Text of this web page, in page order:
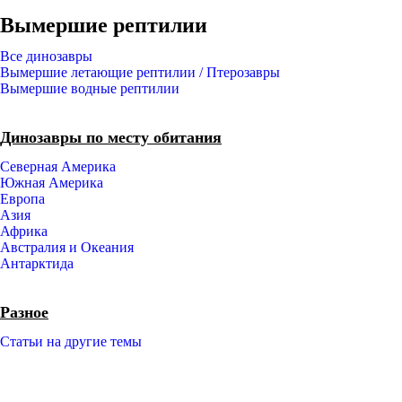
Вымершие рептилии
Все динозавры
Вымершие летающие рептилии / Птерозавры
Вымершие водные рептилии
Динозавры по месту обитания
Северная Америка
Южная Америка
Европа
Азия
Африка
Австралия и Океания
Антарктида
Разное
Статьи на другие темы